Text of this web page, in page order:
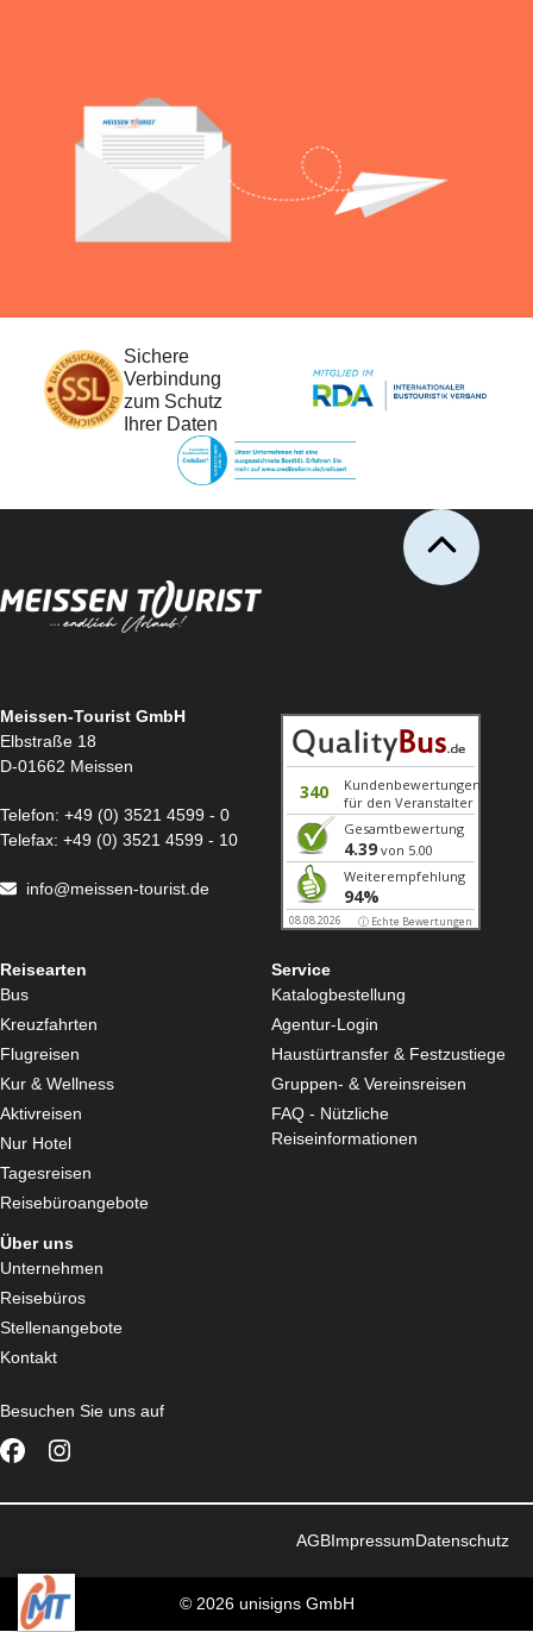
Sichere
Verbindung
zum Schutz
Ihrer Daten
Meissen-Tourist GmbH
Elbstraße 18
D-01662 Meissen
Telefon: +49 (0) 3521 4599 - 0
Telefax: +49 (0) 3521 4599 - 10
info@meissen-tourist.de
Reisearten
Bus
Kreuzfahrten
Flugreisen
Kur & Wellness
Aktivreisen
Nur Hotel
Tagesreisen
Reisebüroangebote
Service
Katalogbestellung
Agentur-Login
Haustürtransfer & Festzustiege
Gruppen- & Vereinsreisen
FAQ - Nützliche
Reiseinformationen
Über uns
Unternehmen
Reisebüros
Stellenangebote
Kontakt
Besuchen Sie uns auf
AGBImpressumDatenschutz
© 2026 unisigns GmbH